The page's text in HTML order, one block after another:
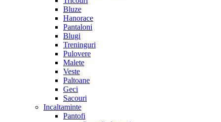
Bluze
Hanorace
Pantaloni
Blugi
Treninguri
Pulovere
Malete
Veste
Paltoane
Geci
Sacouri
Incaltaminte
Pantofi